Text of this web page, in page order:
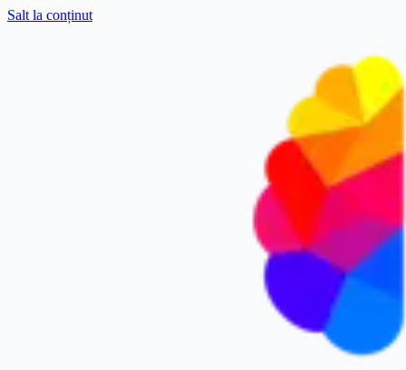
Salt la conținut